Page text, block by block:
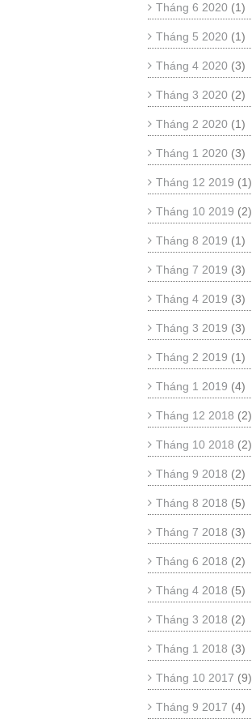
Tháng 6 2020 (1)
Tháng 5 2020 (1)
Tháng 4 2020 (3)
Tháng 3 2020 (2)
Tháng 2 2020 (1)
Tháng 1 2020 (3)
Tháng 12 2019 (1)
Tháng 10 2019 (2)
Tháng 8 2019 (1)
Tháng 7 2019 (3)
Tháng 4 2019 (3)
Tháng 3 2019 (3)
Tháng 2 2019 (1)
Tháng 1 2019 (4)
Tháng 12 2018 (2)
Tháng 10 2018 (2)
Tháng 9 2018 (2)
Tháng 8 2018 (5)
Tháng 7 2018 (3)
Tháng 6 2018 (2)
Tháng 4 2018 (5)
Tháng 3 2018 (2)
Tháng 1 2018 (3)
Tháng 10 2017 (9)
Tháng 9 2017 (4)